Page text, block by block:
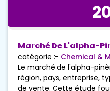
Marché De L'alpha-
catégorie :- Chemical &
Le marché de l'alpha-
région, pays, entreprise,
de vente. Cette étude